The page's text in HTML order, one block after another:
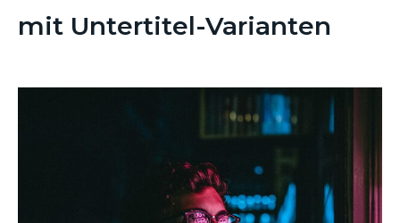
mit Untertitel-Varianten